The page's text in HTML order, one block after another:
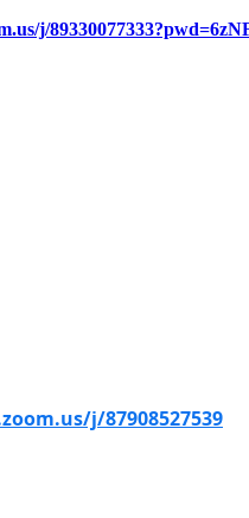
j/
j/87908527539